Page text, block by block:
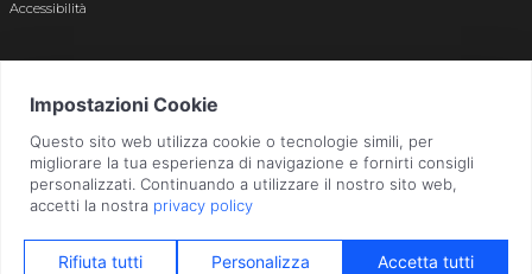
Accessibilità
Bergamo n. 01496180165 · Capitale Sociale i.v. € 800.000,00